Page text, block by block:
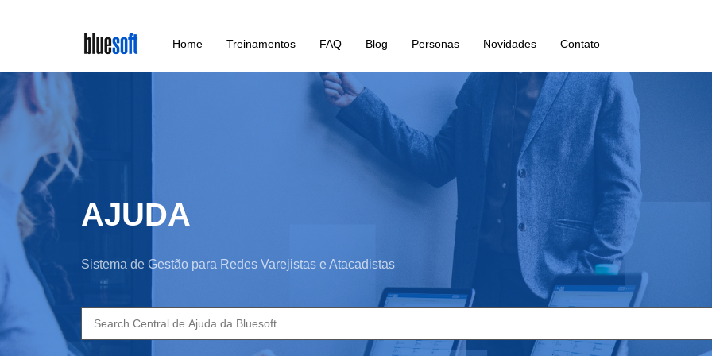
main
content
Home Treinamentos FAQ Blog Personas Novidades Contato
AJUDA
Sistema de Gestão para Redes Varejistas e Atacadistas
Search
for: